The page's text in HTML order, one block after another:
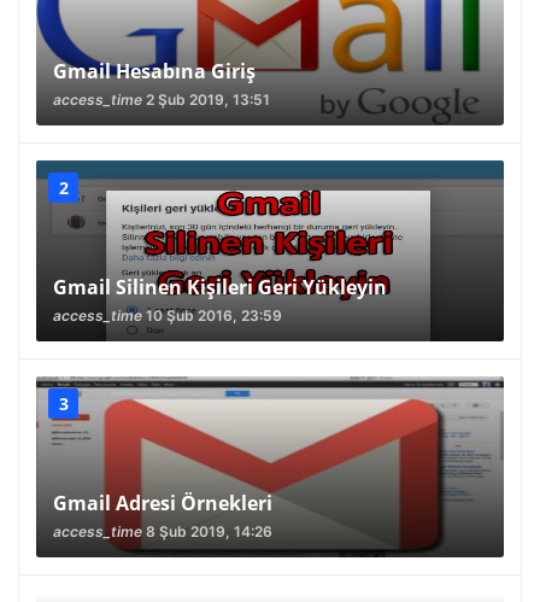
Gmail Hesabına Giriş
access_time 2 Şub 2019, 13:51
Gmail Silinen Kişileri Geri Yükleyin
access_time 10 Şub 2016, 23:59
Gmail Adresi Örnekleri
access_time 8 Şub 2019, 14:26